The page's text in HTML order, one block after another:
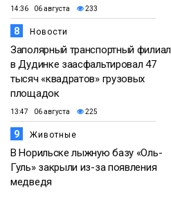
14:36 06 августа 233
8 Новости
Заполярный транспортный филиал
в Дудинке заасфальтировал 47
тысяч «квадратов» грузовых
площадок
13:47 06 августа 225
9 Животные
В Норильске лыжную базу «Оль-
Гуль» закрыли из-за появления
медведя